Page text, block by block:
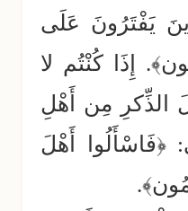
يَفْتَرُونَ عَلَى
إِذَا كُنْتُم لا
الذِّكرِ مِن أَهْلِ
﴿فَاسْأَلُوا أَهْلَ